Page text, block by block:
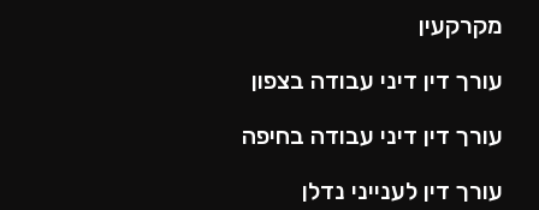
מקרקעין
עורך דין דיני עבודה בצפון
עורך דין דיני עבודה בחיפה
עורך דין לענייני נדלן